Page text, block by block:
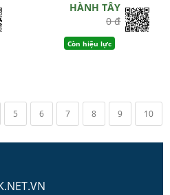
HÀNH TÂY
0 đ
Còn hiệu lực
5 6 7 8 9 10